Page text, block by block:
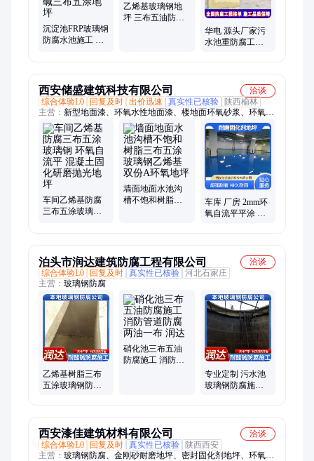
沉淀池FRP玻璃钢
防腐水池施工 新
乙烯基玻璃钢地
坪 三布五油防腐
华电 源头厂家污
水池重防腐工程
西安储盛建筑科技有限公司
洽谈
综合体验L0
回复及时 出价迅速 真实性已核验
陕西榆林
主营： 新型地面漆、环氧水性地面漆、楼地面环氧砂浆、环氧平
涂地坪、聚氨酯超耐磨地坪、环氧复古地坪漆、环氧地坪漆、环
氧树脂艺术地坪、聚氨酯水泥地坪漆、环氧平涂耐磨地坪、混凝
土彩色耐磨地坪、室外丙烯酸地坪、彩色透水地坪、压花地坪改
色、混凝土密封固化剂地坪、车库整体设计地坪、厂房车间地坪
规划、工业防腐墙地面、加深混凝土粉剂固化剂
车间乙烯基防腐
三布五涂玻璃钢
墙面地面水池沟
槽不饱和树脂三
车库 厂房 2mm环
氧自流平平涂 超
泊头市润达建筑防腐工程有限公司
洽谈
综合体验L0
回复及时 真实性已核验 河北石家庄
主营： 玻璃钢防腐
乙烯基树脂三布
五涂玻璃钢防腐
硝化池三布五油
防腐施工 消防管
专业定制 污水池
玻璃钢防腐施工
西安漆佳建筑材料有限公司
洽谈
综合体验L0
回复及时 真实性已核验 陕西西安
主营： 玻璃钢防腐、金刚砂耐磨地坪、密封固化剂地坪、环氧砂